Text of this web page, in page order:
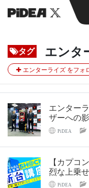
タグ エンタ
エンターライズ をフォ
エンター
ザーへの
PiDEA
【カプコ
烈な上乗
IGA」の
PiDEA